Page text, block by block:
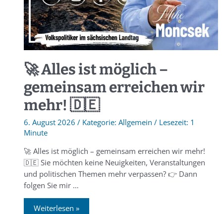
🚀 Alles ist möglich –
gemeinsam erreichen wir
mehr! 🇩🇪
6. August 2026 / Allgemein /
1
Minute
🚀 Alles ist möglich – gemeinsam erreichen wir mehr!
🇩🇪 Sie möchten keine Neuigkeiten, Veranstaltungen
und politischen Themen mehr verpassen? 👉 Dann
folgen Sie mir …
Weiterlesen »